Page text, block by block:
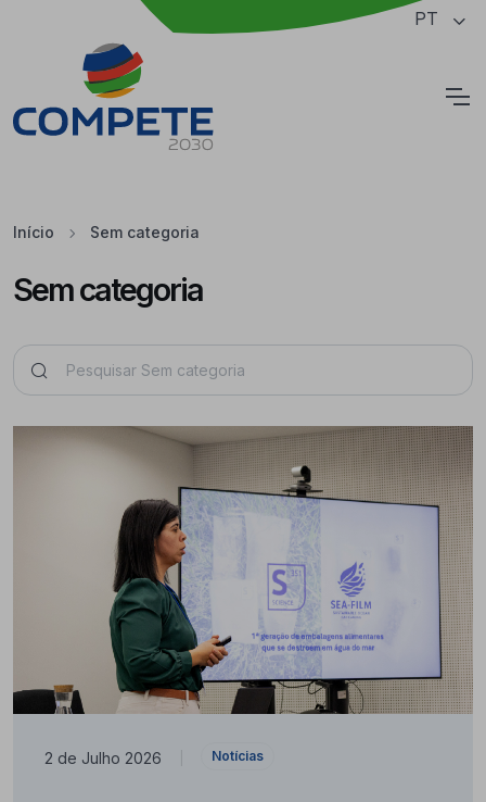
Saltar para o conteúdo principal da página PT
Início Sem categoria
Sem categoria
2 de Julho 2026 Notícias